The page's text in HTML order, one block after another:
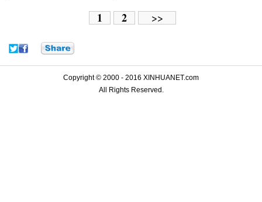
1 2 >>
Copyright © 2000 - 2016 XINHUANET.com
All Rights Reserved.